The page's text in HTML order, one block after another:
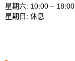
星期六: 10:00 – 18:00